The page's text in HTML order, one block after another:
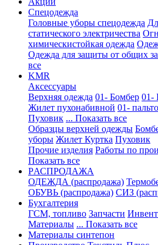
Спецодежда
Головные уборы спецодежда
статического электричества
химическистойкая одежда
Одежда для защиты от общих
все
KMR
Аксессуары
Верхняя одежда 01- Бомбер 01-
Жилет пухонабивной 01-
Пуховик ... Показать все
Образцы верхней одежды
уборы Жилет Куртка Пуховик
Прочие изделия Работы по
Показать все
PАСПРОДАЖА
ОДЕЖДА (распродажа)
ОБУВЬ (распродажа) СИЗ
Бухгалтерия
ГСМ, топливо Запчасти
Материалы ... Показать все
Материалы синтепон